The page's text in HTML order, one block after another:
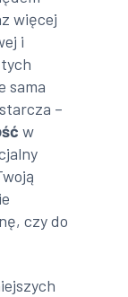
więcej
i
sama
–
w
czy do